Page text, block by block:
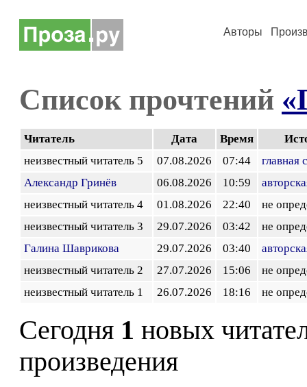
Авторы
Список прочтений
Читатель Дата Время
неизвестный читатель 5
07.08.2026 07:44
главная
Александр Гринёв
06.08.2026 10:59
неизвестный читатель 4
01.08.2026 22:40
не
неизвестный читатель 3
29.07.2026 03:42
не
Галина Шаврикова
29.07.2026 03:40
неизвестный читатель 2
27.07.2026 15:06
не
неизвестный читатель 1
26.07.2026 18:16 не
Сегодня 1 новых
произведения